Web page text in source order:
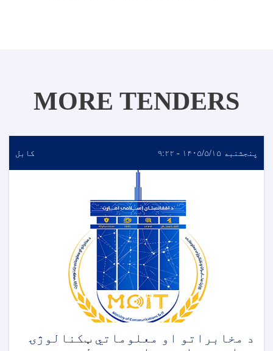
MORE TENDERS
پنجشنبه ۱۴۰۵/۵/۱۵ - ۹:۲۲ کابل
د مخابراتو او معلوماتي ټکنالوژۍ